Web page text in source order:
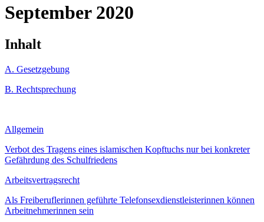
September 2020
Inhalt
A. Gesetzgebung
B. Rechtsprechung
Allgemein
Verbot des Tragens eines islamischen Kopftuchs nur bei konkreter
Gefährdung des Schulfriedens
Arbeitsvertragsrecht
Als Freiberuflerinnen geführte Telefonsexdienstleisterinnen können
Arbeitnehmerinnen sein